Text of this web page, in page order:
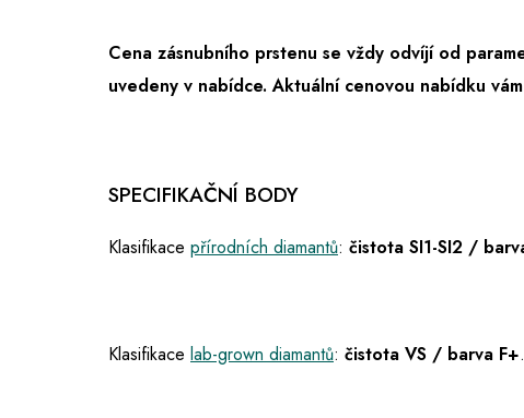
Cena zásnubního prstenu se vždy odvíjí od
uvedeny v nabídce.Aktuální cenovou nabídku
SPECIFIKAČNÍ BODY
Klasifikace přírodních diamantů: čistota SI1-SI2 /
Klasifikace lab-grown diamantů: čistota VS / barva F+.